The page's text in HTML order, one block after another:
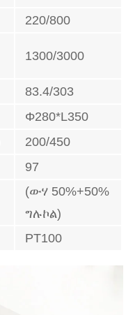
220/800
1300/3000
83.4/303
Φ280*L350
200/450
97
(ውሃ 50%+50%
ግሉኮል)
PT100